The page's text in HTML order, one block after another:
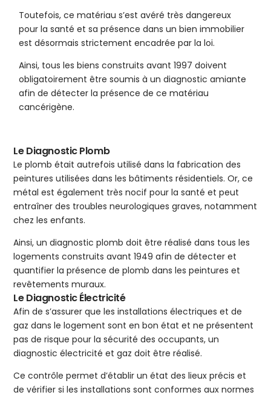
Toutefois, ce matériau s’est avéré très dangereux
pour la santé et sa présence dans un bien immobilier
est désormais strictement encadrée par la loi.
Ainsi, tous les biens construits avant 1997 doivent
obligatoirement être soumis à un diagnostic amiante
afin de détecter la présence de ce matériau
cancérigène.
Le Diagnostic Plomb
Le plomb était autrefois utilisé dans la fabrication des
peintures utilisées dans les bâtiments résidentiels. Or, ce
métal est également très nocif pour la santé et peut
entraîner des troubles neurologiques graves, notamment
chez les enfants.
Ainsi, un diagnostic plomb doit être réalisé dans tous les
logements construits avant 1949 afin de détecter et
quantifier la présence de plomb dans les peintures et
revêtements muraux.
Le Diagnostic Électricité
Afin de s’assurer que les installations électriques et de
gaz dans le logement sont en bon état et ne présentent
pas de risque pour la sécurité des occupants, un
diagnostic électricité et gaz doit être réalisé.
Ce contrôle permet d’établir un état des lieux précis et
de vérifier si les installations sont conformes aux normes